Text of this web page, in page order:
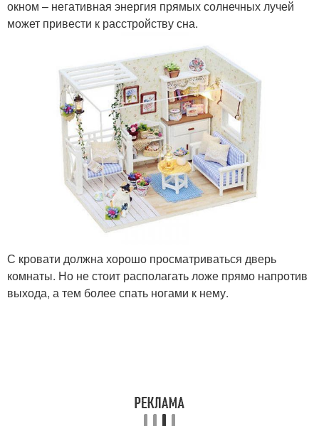
окном – негативная энергия прямых солнечных лучей
может привести к расстройству сна.
С кровати должна хорошо просматриваться дверь
комнаты. Но не стоит располагать ложе прямо напротив
выхода, а тем более спать ногами к нему.